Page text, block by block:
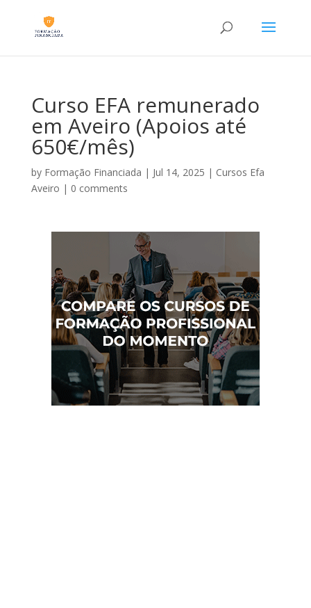
Curso EFA remunerado
em Aveiro (Apoios até
650€/mês)
by Formação Financiada | Jul 14, 2025 | Cursos Efa
Aveiro | 0 comments